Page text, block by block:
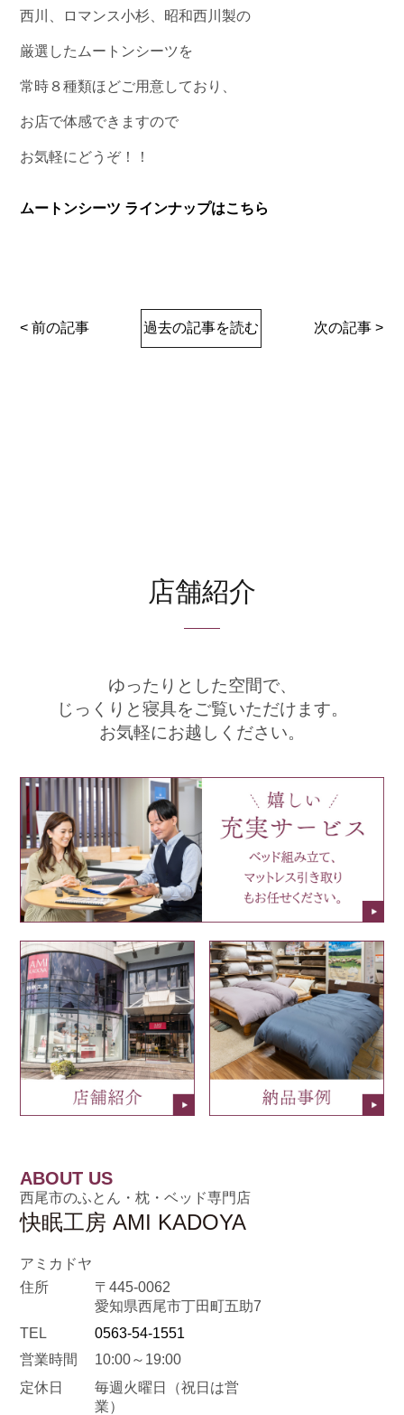
西川、ロマンス小杉、昭和西川製の
厳選したムートンシーツを
常時８種類ほどご用意しており、
お店で体感できますので
お気軽にどうぞ！！
ムートンシーツ ラインナップはこちら
< 前の記事 過去の記事を読む 次の記事 >
店舗紹介
ゆったりとした空間で、
じっくりと寝具をご覧いただけます。
お気軽にお越しください。
ABOUT US
西尾市のふとん・枕・ベッド専門店
快眠工房 AMI KADOYA
アミカドヤ
住所
〒445-0062
愛知県西尾市丁田町五助7
TEL
0563-54-1551
営業時間
10:00～19:00
定休日
毎週火曜日
（祝日は営
業）